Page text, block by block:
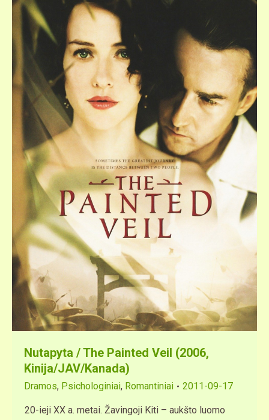
Nutapyta / The Painted Veil (2006,
Kinija/JAV/Kanada)
Dramos, Psichologiniai, Romantiniai 2011-09-17
20-ieji XX a. metai. Žavingoji Kiti – aukšto luomo